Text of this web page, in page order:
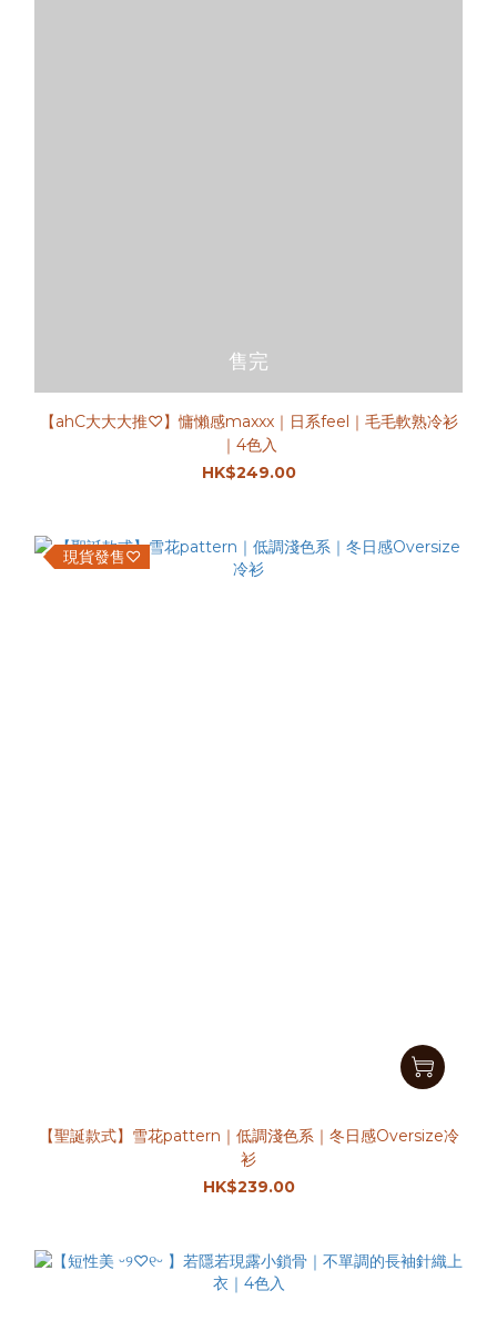
售完
【ahC大大大推♡】慵懶感maxxx｜日系feel｜毛毛軟熟冷衫
｜4色入
HK$249.00
現貨發售♡
【聖誕款式】雪花pattern｜低調淺色系｜冬日感Oversize冷
衫
HK$239.00